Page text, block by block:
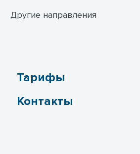
Другие направления
Тарифы
Контакты